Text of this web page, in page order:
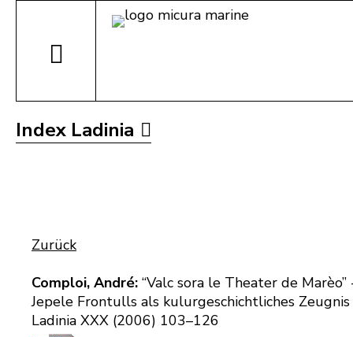
Index Ladinia
Zurück
Comploi, André: “Valc sora le Theater de
Jepele Frontulls als kulurgeschichtliches Zeugnis
Ladinia XXX (2006) 103–126